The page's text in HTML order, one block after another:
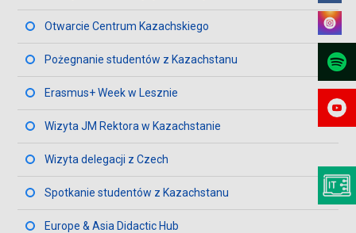
Otwarcie Centrum Kazachskiego
Pożegnanie studentów z Kazachstanu
Erasmus+ Week w Lesznie
Wizyta JM Rektora w Kazachstanie
Wizyta delegacji z Czech
Spotkanie studentów z Kazachstanu
Europe & Asia Didactic Hub